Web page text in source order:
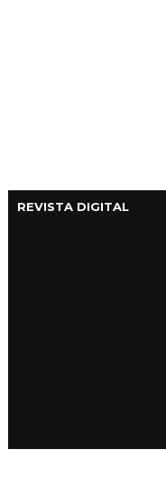
REVISTA DIGITAL